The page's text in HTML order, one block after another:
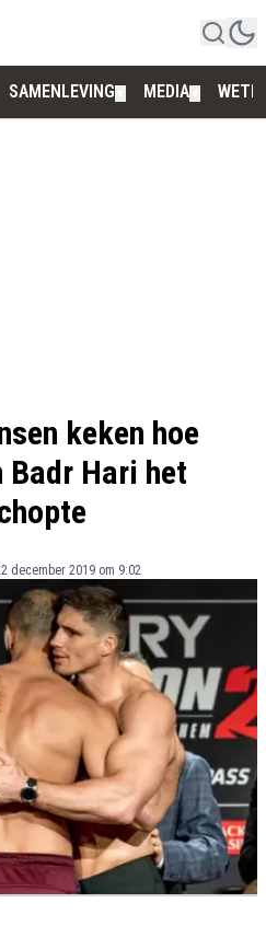
SAMENLEVING MEDIA
keken hoe
Badr Hari het
december 2019 om 9:02